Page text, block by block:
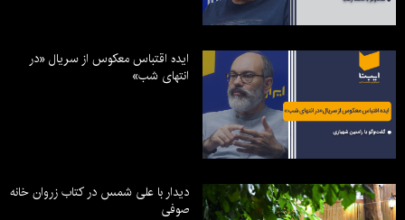
ایده اقتباس معکوس از سریال «در
انتهای شب»
دیدار با علی شمس در کتاب زروان خانه
صوفی